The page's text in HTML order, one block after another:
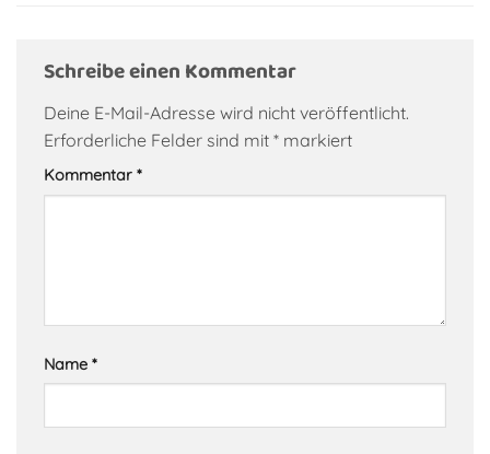
Schreibe einen Kommentar
Deine E-Mail-Adresse wird nicht veröffentlicht.
Erforderliche Felder sind mit * markiert
Kommentar *
Name *